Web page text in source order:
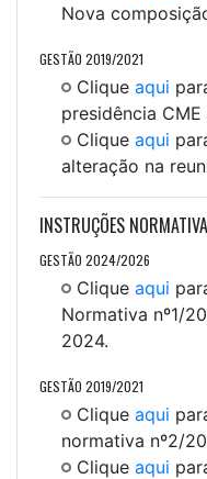
Nova
GESTÃO 2019/2021
Clique aqui
presidência
Clique aqui
alteração na
INSTRUÇÕES
GESTÃO 2024/2026
Clique aqui
Normativa nº1/
2024.
GESTÃO 2019/2021
Clique aqui
normativa nº2/
Clique aqui